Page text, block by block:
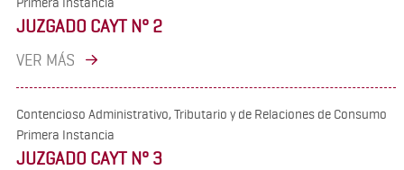
JUZGADO CAYT N° 2
VER MÁS
Contencioso Administrativo, Tributario y de Relaciones de Consumo
Primera Instancia
JUZGADO CAYT N° 3